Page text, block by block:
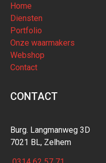
Home
Diensten
Portfolio
Onze waarmakers
Webshop
Contact
CONTACT
Burg. Langmanweg 3D
7021 BL, Zelhem